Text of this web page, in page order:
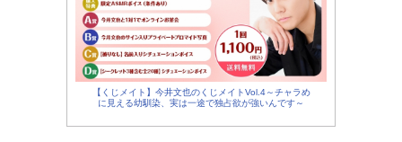
【くじメイト】今井文也のくじメイトVol.4～チャラめ
に見える幼馴染、実は一途で独占欲が強いんです～